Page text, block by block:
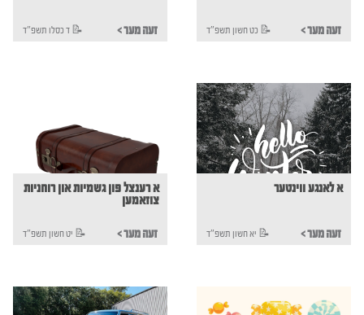
< זעה מער ד כסלו תשפ"ד 📝 < זעה מער כט חשון תשפ"ד 📝
א רענצל פון גשמיות און רוחניות
צוזאמען
< זעה מער יט חשון תשפ"ד 📝
א לאנגע ווינטער
< זעה מער יא חשון תשפ"ד 📝